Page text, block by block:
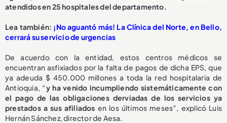
atendidos en 25 hospitales del departamento.
Lea también: ¡No aguantó más! La Clínica del Norte, en Bello,
cerrará su servicio de urgencias
De acuerdo con la entidad, estos centros médicos se
encuentran asfixiados por la falta de pagos de dicha EPS, que
ya adeuda $ 450.000 millones a toda la red hospitalaria de
Antioquia, “y ha venido incumpliendo sistemáticamente con
el pago de las obligaciones derviadas de los servicios ya
prestados a sus afiliados en los últimos meses”, explicó Luis
Hernán Sánchez, director de Aesa.